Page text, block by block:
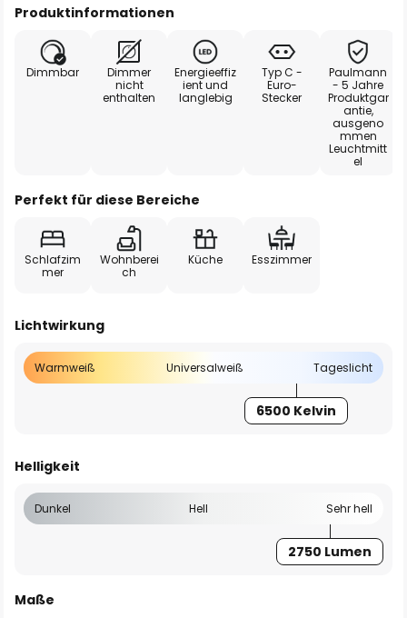
Produktinformationen
Dimmbar
Dimmer
nicht
enthalten
Energieeffiz
ient und
langlebig
Typ C -
Euro-
Stecker
Paulmann
- 5 Jahre
Produktgar
antie,
ausgeno
mmen
Leuchtmitt
el
Perfekt für diese Bereiche
Schlafzim
mer
Wohnberei
ch
Küche Esszimmer
Lichtwirkung
Warmweiß Universalweiß Tageslicht
6500 Kelvin
Helligkeit
Dunkel Hell Sehr hell
2750 Lumen
Maße